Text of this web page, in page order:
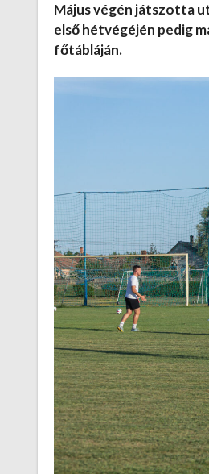
Május végén játszotta
első hétvégéjén pedig
főtábláján.